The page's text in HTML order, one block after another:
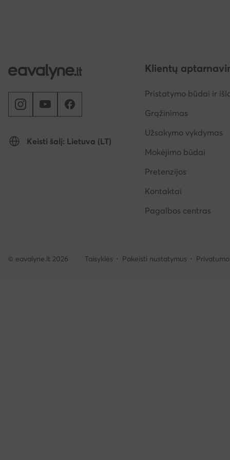
Keisti šalį: Lietuva (LT)
Klientų
Pristatymo būdai ir
Grąžinimas
Užsakymo vykdymas
Mokėjimo būdai
Pretenzijos
Kontaktai
Pagalbos centras
© eavalyne.lt 2026 Taisyklės Pakeisti nustatymus